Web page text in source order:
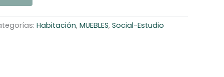
Habitación, MUEBLES, Social-Estudio